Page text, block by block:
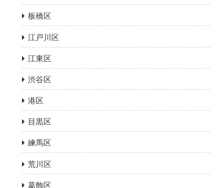
板橋区
江戸川区
江東区
渋谷区
港区
目黒区
練馬区
荒川区
葛飾区